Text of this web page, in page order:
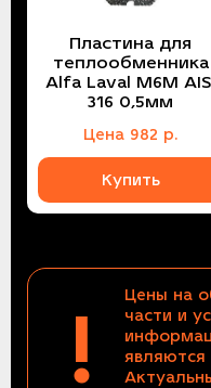
Пластина для
теплообменника
Alfa Laval M6M
316 0,5мм
Цена 982 р.
Купить
!
Цены на
части и